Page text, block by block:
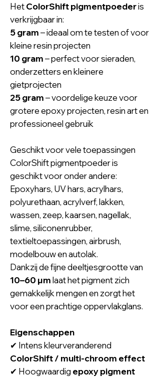
HetColorShift pigmentpoederis
verkrijgbaar in:
5 gram– ideaal om te testen of voor
kleine resin projecten
10 gram– perfect voor sieraden,
onderzetters en kleinere
gietprojecten
25 gram– voordelige keuze voor
grotere epoxy projecten, resin art en
professioneel gebruik
Geschikt voor vele toepassingen
ColorShift pigmentpoeder is
geschikt voor onder andere:
Epoxyhars, UV hars, acrylhars,
polyurethaan, acrylverf, lakken,
wassen, zeep, kaarsen, nagellak,
slime, siliconenrubber,
textieltoepassingen, airbrush,
modelbouw en autolak.
Dankzij de fijne deeltjesgrootte van
10–60 µmlaat het pigment zich
gemakkelijk mengen en zorgt het
voor een prachtige oppervlakglans.
Eigenschappen
✔ Intens kleurveranderend
ColorShift / multi-chroom effect
✔ Hoogwaardig epoxy pigment